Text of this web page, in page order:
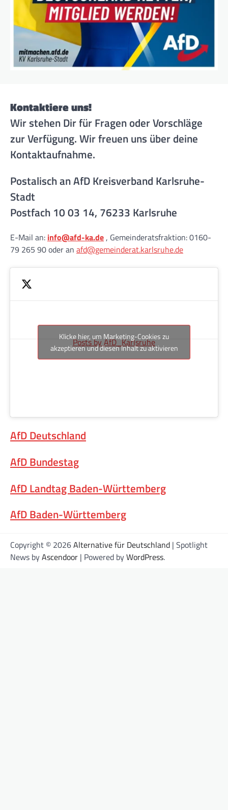
Kontaktiere uns!
Wir stehen Dir für Fragen oder Vorschläge
zur Verfügung. Wir freuen uns über deine
Kontaktaufnahme.
Postalisch an AfD Kreisverband Karlsruhe-
Stadt
Postfach 10 03 14, 76233 Karlsruhe
E-Mail an: info@afd-ka.de , Gemeinderatsfraktion: 0160-
79 265 90 oder an afd@gemeinderat.karlsruhe.de
Posts by AfD_Karlsruhe
Klicke hier, um Marketing-Cookies zu
akzeptieren und diesen Inhalt zu aktivieren
AfD Deutschland
AfD Bundestag
AfD Landtag Baden-Württemberg
AfD Baden-Württemberg
Copyright © 2026Alternative für Deutschland | Spotlight
News byAscendoor | Powered byWordPress.